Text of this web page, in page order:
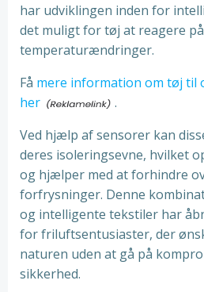
har udviklingen inden for
det muligt for tøj at reagere
temperaturændringer.
Få mere information om tøj til
her
.
Ved hjælp af sensorer kan
deres isoleringsevne, hvilket
og hjælper med at forhindre
forfrysninger. Denne
og intelligente tekstiler har
for friluftsentusiaster, der
naturen uden at gå på
sikkerhed.